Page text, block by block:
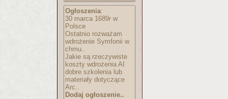
Ogłoszenia:
30 marca 1689r w
Polsce
Ostatnio rozważam
wdrożenie Symfonii w
chmu..
Jakie są rzeczywiste
koszty wdrożenia AI
dobre szkolenia lub
materiały dotyczące
Arc..
Dodaj ogłoszenie..